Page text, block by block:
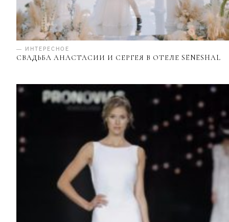
— ИНТЕРЕСНОЕ
СВАДЬБА АНАСТАСИИ И СЕРГЕЯ В ОТЕЛЕ SENESHAL